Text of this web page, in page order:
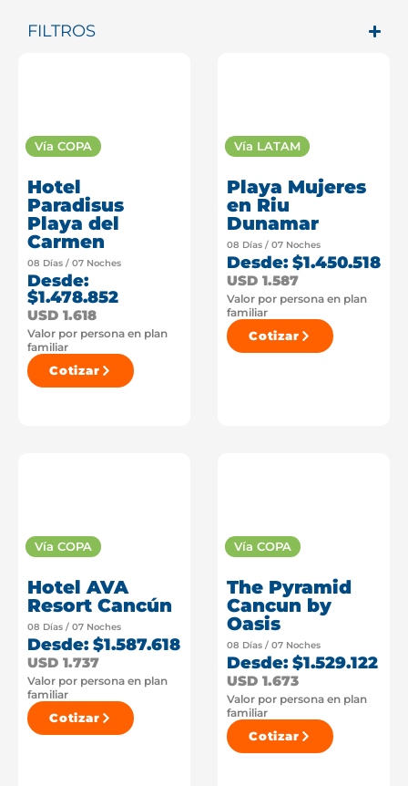
FILTROS
Vía COPA
Hotel
Paradisus
Playa del
Carmen
08 Días / 07 Noches
Desde:
$1.478.852
USD 1.618
Valor por persona en plan
familiar
Cotizar
Vía LATAM
Playa Mujeres
en Riu
Dunamar
08 Días / 07 Noches
Desde: $1.450.518
USD 1.587
Valor por persona en plan
familiar
Cotizar
Vía COPA
Hotel AVA
Resort Cancún
08 Días / 07 Noches
Desde: $1.587.618
USD 1.737
Valor por persona en plan
familiar
Cotizar
Vía COPA
The Pyramid
Cancun by
Oasis
08 Días / 07 Noches
Desde: $1.529.122
USD 1.673
Valor por persona en plan
familiar
Cotizar